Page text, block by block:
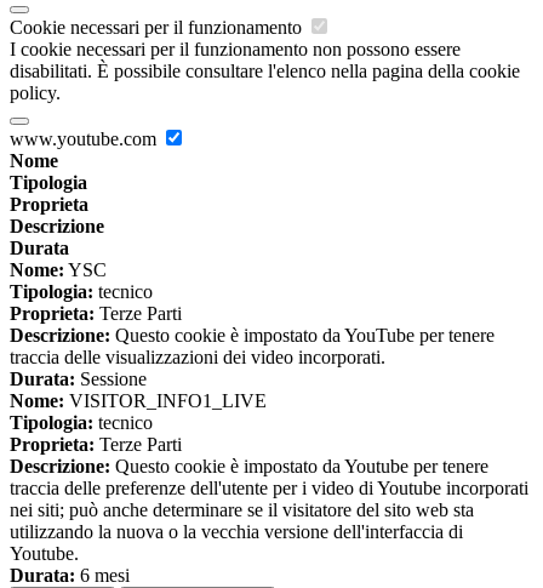
Cookie necessari per il funzionamento
I cookie necessari per il funzionamento non possono essere
disabilitati. È possibile consultare l'elenco nella pagina della cookie
policy.
www.youtube.com
Nome
Tipologia
Proprieta
Descrizione
Durata
Nome: YSC
Tipologia: tecnico
Proprieta: Terze Parti
Descrizione: Questo cookie è impostato da YouTube per tenere
traccia delle visualizzazioni dei video incorporati.
Durata: Sessione
Nome: VISITOR_INFO1_LIVE
Tipologia: tecnico
Proprieta: Terze Parti
Descrizione: Questo cookie è impostato da Youtube per tenere
traccia delle preferenze dell'utente per i video di Youtube incorporati
nei siti; può anche determinare se il visitatore del sito web sta
utilizzando la nuova o la vecchia versione dell'interfaccia di
Youtube.
Durata: 6 mesi